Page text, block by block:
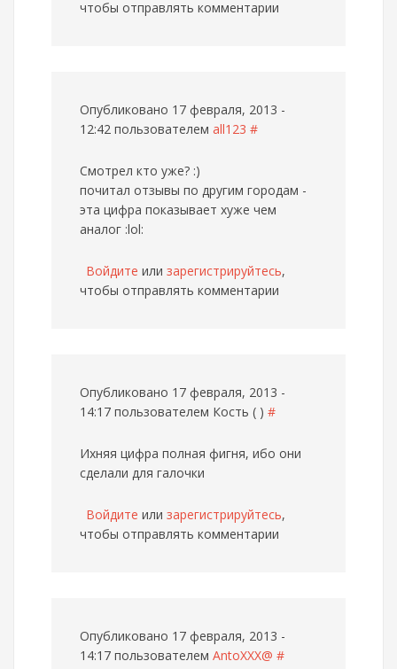
чтобы отправлять комментарии
Опубликовано 17 февраля, 2013 -
12:42 пользователем all123 #
Смотрел кто уже? :)
почитал отзывы по другим городам -
эта цифра показывает хуже чем
аналог :lol:
Войдите или зарегистрируйтесь,
чтобы отправлять комментарии
Опубликовано 17 февраля, 2013 -
14:17 пользователем Кость ( ) #
Ихняя цифра полная фигня, ибо они
сделали для галочки
Войдите или зарегистрируйтесь,
чтобы отправлять комментарии
Опубликовано 17 февраля, 2013 -
14:17 пользователем AntoXXX@ #